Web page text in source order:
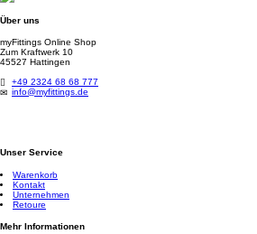
Über uns
myFittings Online Shop
Zum Kraftwerk 10
45527 Hattingen
+49 2324 68 68 777
info@myfittings.de
Unser Service
Warenkorb
Kontakt
Unternehmen
Retoure
Mehr Informationen